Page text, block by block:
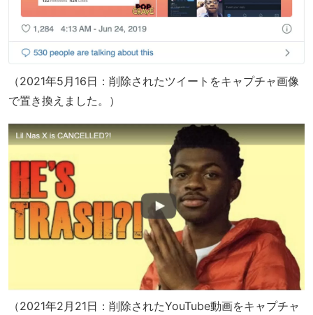
（2021年5月16日：削除されたツイートをキャプチャ画像
で置き換えました。）
（2021年2月21日：削除されたYouTube動画をキャプチャ